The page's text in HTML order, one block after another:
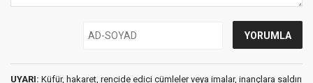
UYARI: Küfür, hakaret, rencide edici cümleler veya imalar, inançlara saldırı